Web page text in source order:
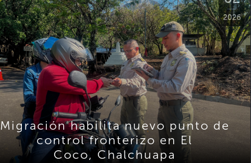
2026
Migración habilita nuevo punto de
control fronterizo en El
Coco, Chalchuapa